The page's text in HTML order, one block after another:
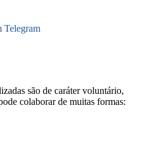
Telegram
são de caráter voluntário,
colaborar de muitas formas: